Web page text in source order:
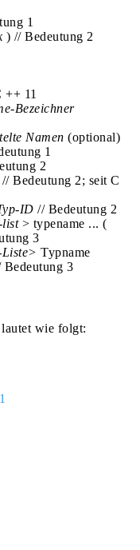
1
) // Bedeutung 2
11
Bezeichner
Namen (optional)
1
2
Bedeutung 2; seit C
ID // Bedeutung 2
list> typename ... (
3
Typname
3
wie folgt: